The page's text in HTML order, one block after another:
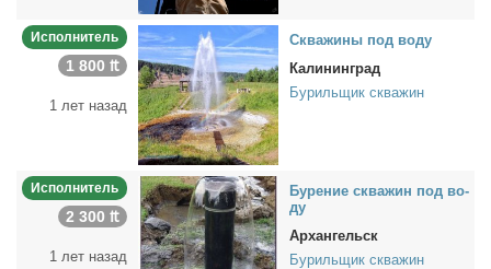
Исполнитель
1 800 ₶
1 лет назад
Сква­жи­ны под во­ду
Калининград
Бурильщик скважин
Исполнитель
2 300 ₶
1 лет назад
Бу­ре­ние сква­жин под во­
ду
Архангельск
Бурильщик скважин